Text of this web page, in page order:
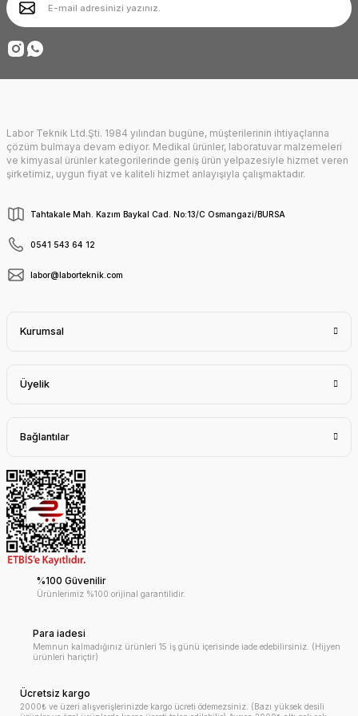
Ürün fiyatı diğer sitelerden daha pahalı.
Bu ürüne benzer farklı alternatifler olmalı.
Gönder
Deneyimini Paylaş
Labor Teknik Ltd.Şti. 1984 yılından bugüne, müşterilerinin ihtiyaçlarına
çözüm bulmaya devam ediyor. Medikal ürünler, laboratuvar malzemeleri
ve kimyasal ürünler kategorilerinde geniş ürün yelpazesiyle hizmet veren
şirketimiz, uygun fiyat ve kaliteli hizmet anlayışıyla çalışmaktadır.
Tahtakale Mah. Kazım Baykal Cad. No:13/C Osmangazi/BURSA
0541 543 64 12
labor@laborteknik.com
Kurumsal
Üyelik
Bağlantılar
%100 Güvenilir
Ürünlerimiz %100 orijinal garantilidir.
Para iadesi
Memnun kalmadığınız ürünleri 15 iş günü içerisinde iade edebilirsiniz. (Hijyen
ürünleri hariçtir)
Ücretsiz kargo
2000₺ ve üzeri alışverişlerinizde kargo ücreti ödemezsiniz. (Bazı yüksek desili